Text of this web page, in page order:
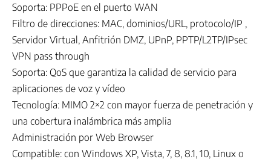
Soporta: PPPoE en el puerto WAN
Filtro de direcciones: MAC, dominios/URL, protocolo/IP ,
Servidor Virtual, Anfitrión DMZ, UPnP, PPTP/L2TP/IPsec
VPN pass through
Soporta: QoS que garantiza la calidad de servicio para
aplicaciones de voz y vídeo
Tecnología: MIMO 2×2 con mayor fuerza de penetración y
una cobertura inalámbrica más amplia
Administración por Web Browser
Compatible: con Windows XP, Vista, 7, 8, 8.1, 10, Linux o